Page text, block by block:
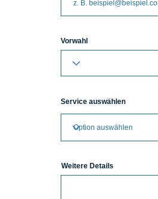
Vorwahl
Service auswählen
Weitere Details